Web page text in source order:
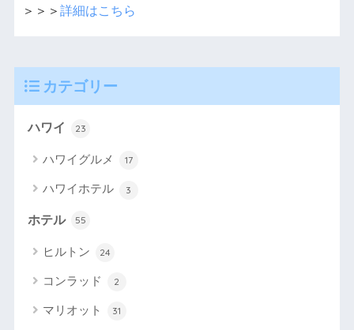
＞＞＞ 詳細はこちら
カテゴリー
ハワイ 23
ハワイグルメ 17
ハワイホテル 3
ホテル 55
ヒルトン 24
コンラッド 2
マリオット 31